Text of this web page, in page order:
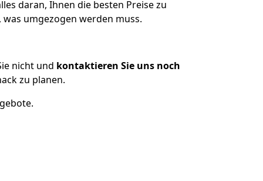
daran, Ihnen die besten Preise zu
umgezogen werden muss.
nicht und kontaktieren Sie uns noch
zu planen.